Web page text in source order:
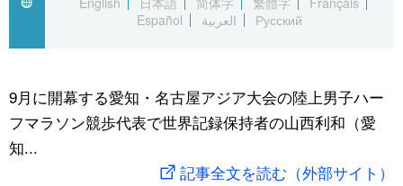
Русский
国際
文化
アーカイブ
Japan Data
動画/Live
スポーツ・東京2020
Español
العربية Русский
9月に開幕する愛知・名古屋アジア大会の陸上男子ハー
フマラソン競歩代表で世界記録保持者の山西利和（愛
知...
記事全文を読む（外部サイト）